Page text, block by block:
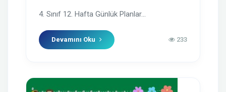
4. Sınıf 12. Hafta Günlük Planlar...
Devamını Oku 233